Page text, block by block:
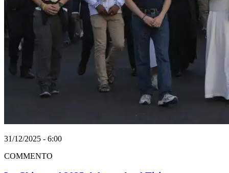
31/12/2025 - 6:00
COMMENTO